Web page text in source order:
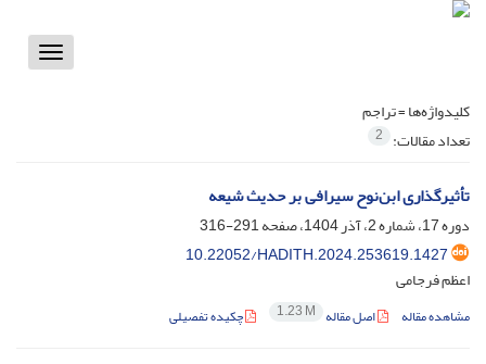
Toggle
کلیدواژه‌ها =تراجم
تعداد مقالات: 2
تأثیرگذاری ابن‌نوح سیرافی بر حدیث شیعه
دوره 17، شماره 2، آذر 1404، صفحه
291-316
10.22052/HADITH.2024.253619.1427
اعظم فرجامی
مشاهده مقاله اصل مقاله 1.23 M چکیده تفصیلی